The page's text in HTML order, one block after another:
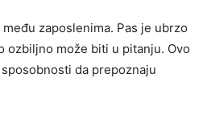
zaposlenima. Pas je ubrzo
ozbiljno može biti u pitanju. Ovo
da prepoznaju